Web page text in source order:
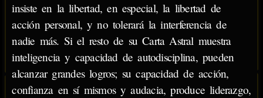
insiste en la libertad, en especial, la libertad de
acción personal, y no tolerará la interferencia de
nadie más. Si el resto de su Carta Astral muestra
inteligencia y capacidad de autodisciplina, pueden
alcanzar grandes logros; su capacidad de acción,
confianza en sí mismos y audacia, produce liderazgo,